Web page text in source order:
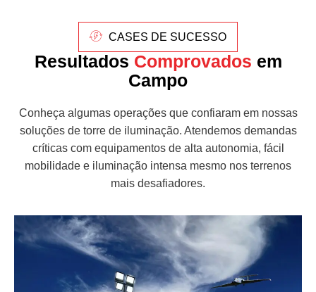
CASES DE SUCESSO
Resultados Comprovados em
Campo
Conheça algumas operações que confiaram em nossas
soluções de torre de iluminação. Atendemos demandas
críticas com equipamentos de alta autonomia, fácil
mobilidade e iluminação intensa mesmo nos terrenos
mais desafiadores.